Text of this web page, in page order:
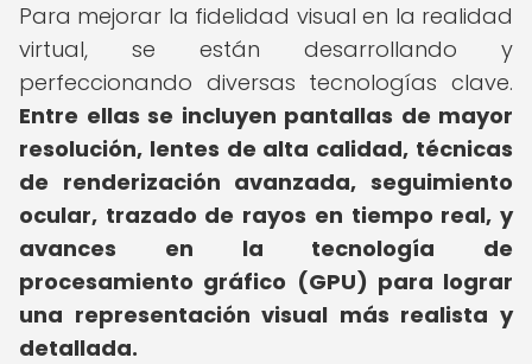
Para mejorar la fidelidad visual en la realidad
virtual, se están desarrollando y
perfeccionando diversas tecnologías clave.
Entre ellas se incluyen pantallas de mayor
resolución, lentes de alta calidad, técnicas
de renderización avanzada, seguimiento
ocular, trazado de rayos en tiempo real, y
avances en la tecnología de
procesamiento gráfico (GPU) para lograr
una representación visual más realista y
detallada.